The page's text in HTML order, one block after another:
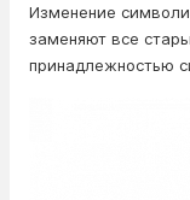
Изменение
заменяют все
принадлежностью